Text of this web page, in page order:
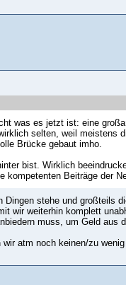
was es jetzt ist: eine
selten, weil meistens
Brücke gebaut imho.
bist. Wirklich
kompetenten Beiträge der
stehe und großteils
wir weiterhin komplett
muss, um Geld
atm noch keinen/zu